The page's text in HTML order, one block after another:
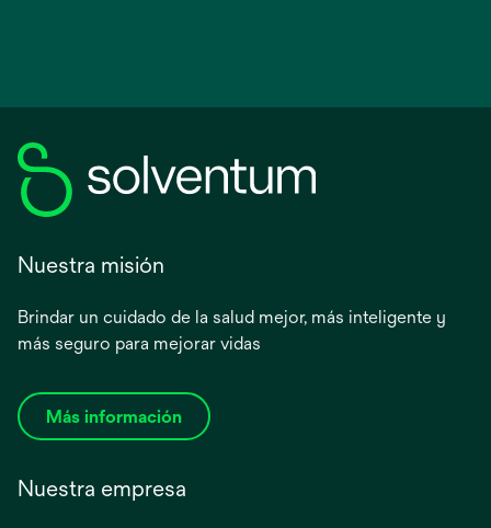
Nuestra misión
Brindar un cuidado de la salud mejor, más inteligente y
más seguro para mejorar vidas
Más información
Nuestra empresa